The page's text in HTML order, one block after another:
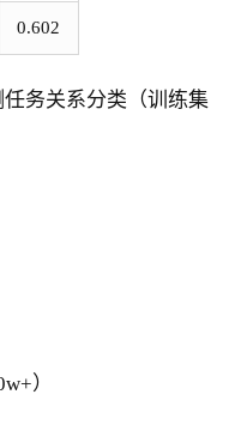
0.602
务关系分类（训练集
）